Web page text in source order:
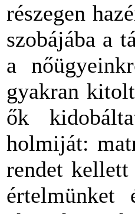
részegen
szobájába a
a
gyakran
ők
holmiját:
rendet kellett
értelmünket